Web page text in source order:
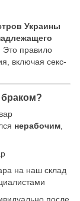
Украины
. Это правило
включая секс-
браком?
нерабочим
на наш склад
после